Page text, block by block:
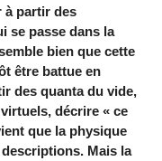
à partir des
se passe dans la
bien que cette
être battue en
des quanta du vide,
décrire « ce
que la physique
Mais la